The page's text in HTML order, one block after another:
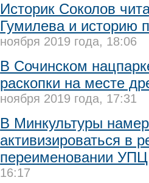
Историк Соколов
Гумилева и историю
ноября 2019 года, 18:06
В Сочинском
раскопки на месте
ноября 2019 года, 17:31
В Минкультуры
активизироваться в
переименовании УПЦ
16:17